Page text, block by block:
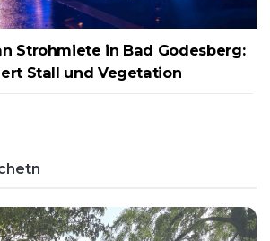
Strohmiete in Bad Godesberg:
Stall und Vegetation